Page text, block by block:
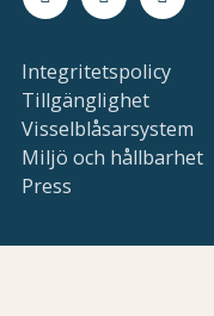
Integritetspolicy
Tillgänglighet
Visselblåsarsystem
Miljö och hållbarhet
Press